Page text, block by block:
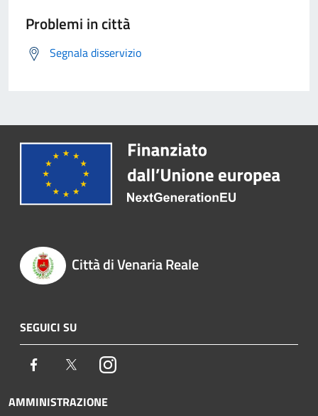
Problemi in città
Segnala disservizio
Città di Venaria Reale
SEGUICI SU
Facebook TwitterInstagram
AMMINISTRAZIONE